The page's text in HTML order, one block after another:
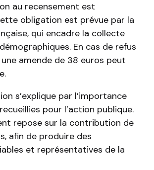
au recensement est
obligation est prévue par la
qui encadre la collecte
En cas de refus
amende de 38 euros peut
s’explique par l’importance
pour l’action publique.
repose sur la contribution de
afin de produire des
et représentatives de la